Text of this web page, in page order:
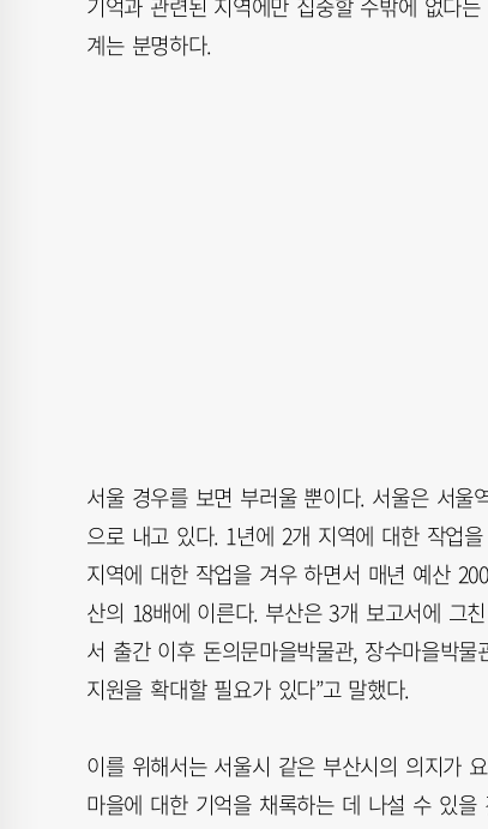
계는 분명하다.
서울 경우를 보면 부러울 뿐이다. 서울은 서울
으로 내고 있다. 1년에 2개 지역에 대한 작업
지역에 대한 작업을 겨우 하면서 매년 예산
산의 18배에 이른다. 부산은 3개 보고서에 그
서 출간 이후 돈의문마을박물관, 장수마을박
지원을 확대할 필요가 있다”고 말했다.
이를 위해서는 서울시 같은 부산시의 의지가
마을에 대한 기억을 채록하는 데 나설 수 있